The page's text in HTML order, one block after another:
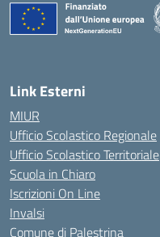
Link Esterni
MIUR
Ufficio Scolastico Regionale
Ufficio Scolastico Territoriale
Scuola in Chiaro
Iscrizioni On Line
Invalsi
Comune di Palestrina